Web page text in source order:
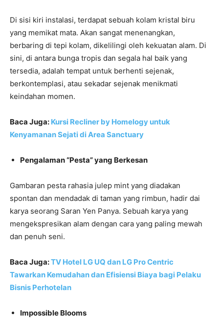
Di sisi kiri instalasi, terdapat sebuah kolam kristal biru
yang memikat mata. Akan sangat menenangkan,
berbaring di tepi kolam, dikelilingi oleh kekuatan alam. Di
sini, di antara bunga tropis dan segala hal baik yang
tersedia, adalah tempat untuk berhenti sejenak,
berkontemplasi, atau sekadar sejenak menikmati
keindahan momen.
Baca Juga: Kursi Recliner by Homelogy untuk
Kenyamanan Sejati di Area Sanctuary
Pengalaman “Pesta” yang Berkesan
Gambaran pesta rahasia julep mint yang diadakan
spontan dan mendadak di taman yang rimbun, hadir dai
karya seorang Saran Yen Panya. Sebuah karya yang
mengekspresikan alam dengan cara yang paling mewah
dan penuh seni.
Baca Juga:TV Hotel LG UQ dan LG Pro Centric
Tawarkan Kemudahan dan Efisiensi Biaya bagi Pelaku
Bisnis Perhotelan
Impossible Blooms